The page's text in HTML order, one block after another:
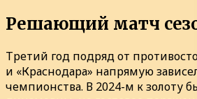
Решающий матч
Третий год подряд от
и «Краснодара» напрямую
чемпионства. В 2024-м к золоту